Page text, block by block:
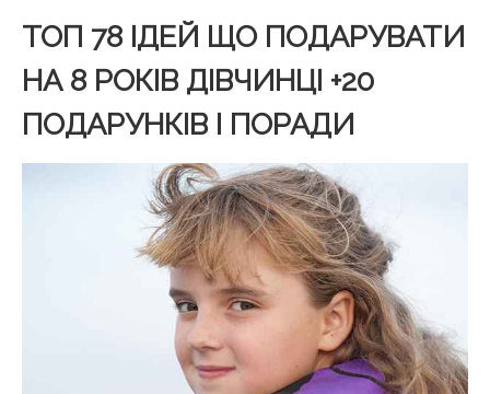
ТОП 78 ІДЕЙ ЩО ПОДАРУВАТИ
НА 8 РОКІВ ДІВЧИНЦІ +20
ПОДАРУНКІВ І ПОРАДИ